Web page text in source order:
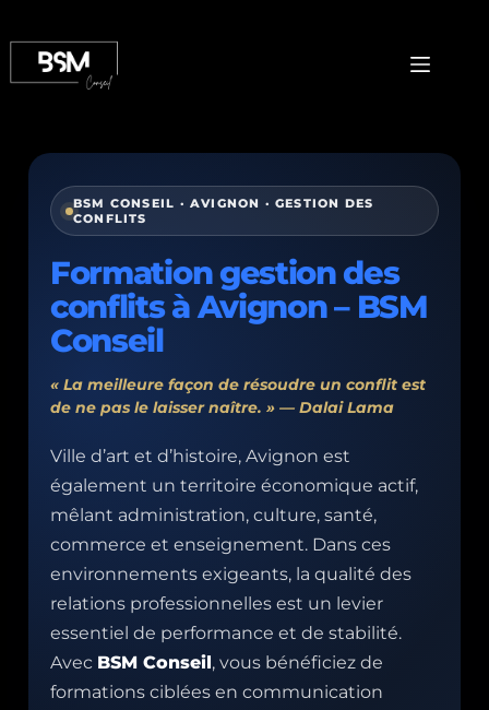
BSM CONSEIL · AVIGNON · GESTION DES
CONFLITS
Formation gestion des
conflits à Avignon – BSM
Conseil
« La meilleure façon de résoudre un conflit est
de ne pas le laisser naître. » — Dalai Lama
Ville d’art et d’histoire, Avignon est
également un territoire économique actif,
mêlant administration, culture, santé,
commerce et enseignement. Dans ces
environnements exigeants, la qualité des
relations professionnelles est un levier
essentiel de performance et de stabilité.
Avec BSM Conseil, vous bénéficiez de
formations ciblées en communication